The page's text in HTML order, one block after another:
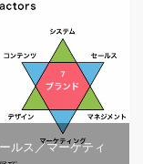
ルス／マーケティ